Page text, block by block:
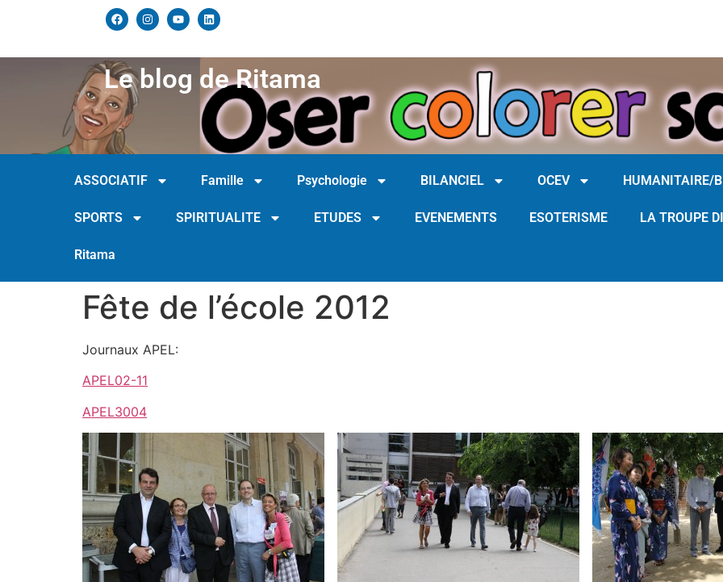
Le blog de Ritama
ASSOCIATIF Famille Psychologie BILANCIEL OCEV HUMANITAIRE/
SPORTS SPIRITUALITE ETUDES EVENEMENTS ESOTERISME LA TROUPE
Ritama
Fête de l’école 2012
Journaux APEL:
APEL02-11
APEL3004